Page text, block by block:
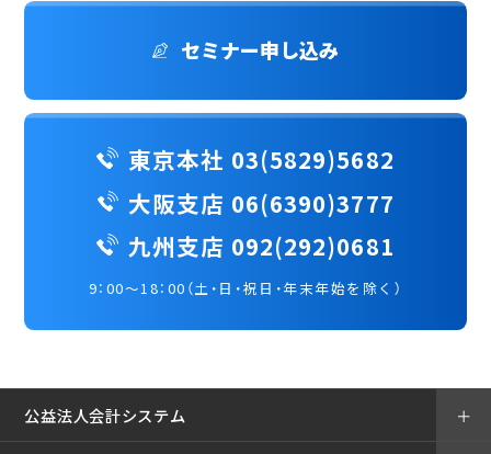
セミナー申し込み
東京本社 03(5829)5682
大阪支店 06(6390)3777
九州支店 092(292)0681
9：00～18：00（土・日・祝日・年末年始を除く）
公益法人会計システム ＋